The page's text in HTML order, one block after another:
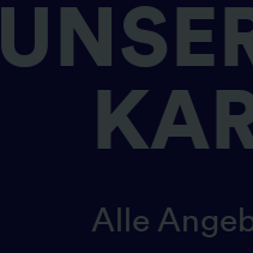
Alle